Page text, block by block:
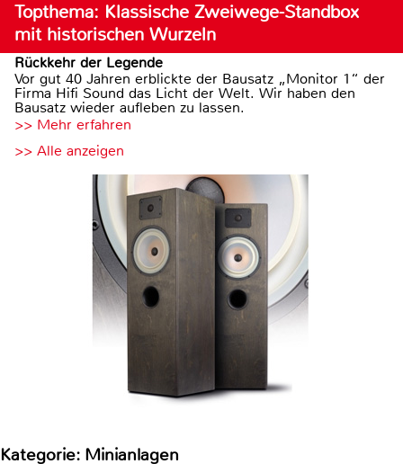
Topthema: Klassische Zweiwege-Standbox
mit historischen Wurzeln
Rückkehr der Legende
Vor gut 40 Jahren erblickte der Bausatz „Monitor 1“ der
Firma Hifi Sound das Licht der Welt. Wir haben den
Bausatz wieder aufleben zu lassen.
>> Mehr erfahren
>> Alle anzeigen
Kategorie: Minianlagen